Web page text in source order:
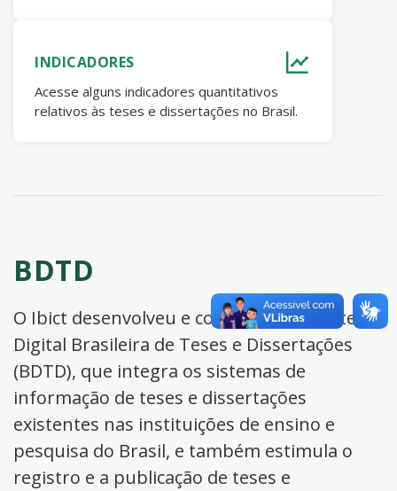
INDICADORES
Acesse alguns indicadores quantitativos
relativos às teses e dissertações no Brasil.
BDTD
O Ibict desenvolveu e coordena a Biblioteca
Digital Brasileira de Teses e Dissertações
(BDTD), que integra os sistemas de
informação de teses e dissertações
existentes nas instituições de ensino e
pesquisa do Brasil, e também estimula o
registro e a publicação de teses e